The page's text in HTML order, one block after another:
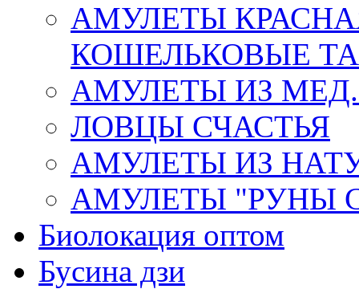
АМУЛЕТЫ
КОШЕЛЬКОВЫЕ
АМУЛЕТЫ ИЗ
ЛОВЦЫ СЧАСТЬЯ
АМУЛЕТЫ ИЗ
АМУЛЕТЫ "РУНЫ
Биолокация оптом
Бусина дзи